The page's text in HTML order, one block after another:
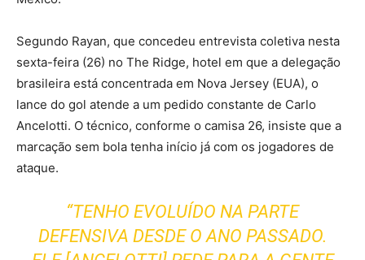
Segundo Rayan, que concedeu entrevista coletiva nesta
sexta-feira (26) no The Ridge, hotel em que a delegação
brasileira está concentrada em Nova Jersey (EUA), o
lance do gol atende a um pedido constante de Carlo
Ancelotti. O técnico, conforme o camisa 26, insiste que a
marcação sem bola tenha início já com os jogadores de
ataque.
“TENHO EVOLUÍDO NA PARTE
DEFENSIVA DESDE O ANO PASSADO.